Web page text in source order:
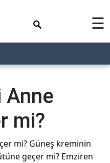
☰
Anne
mi?
mi? Güneş kreminin
geçer mi? Emziren